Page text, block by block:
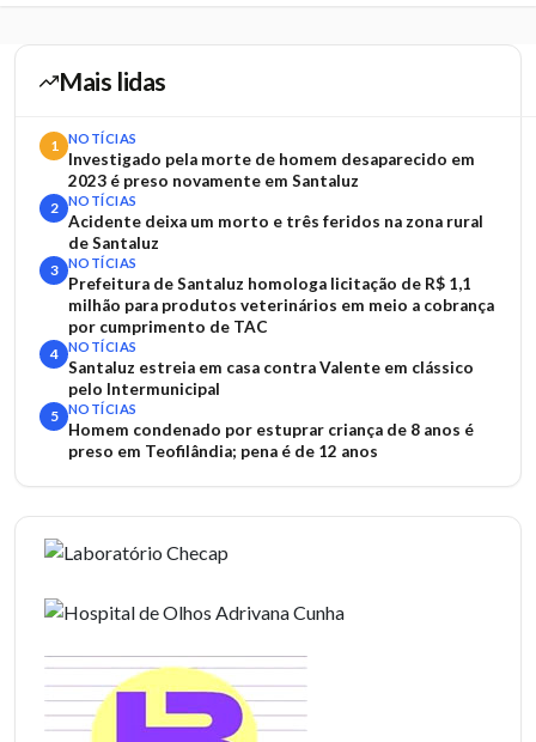
Mais lidas
1 NOTÍCIAS
Investigado pela morte de homem desaparecido em
2023 é preso novamente em Santaluz
2 NOTÍCIAS
Acidente deixa um morto e três feridos na zona rural
de Santaluz
3 NOTÍCIAS
Prefeitura de Santaluz homologa licitação de R$ 1,1
milhão para produtos veterinários em meio a cobrança
por cumprimento de TAC
4 NOTÍCIAS
Santaluz estreia em casa contra Valente em clássico
pelo Intermunicipal
5 NOTÍCIAS
Homem condenado por estuprar criança de 8 anos é
preso em Teofilândia; pena é de 12 anos